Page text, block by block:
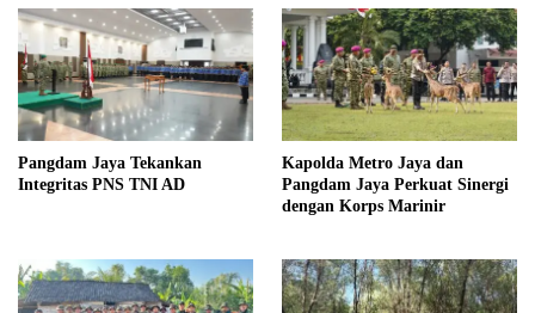
Pangdam Jaya Tekankan
Integritas PNS TNI AD
Kapolda Metro Jaya dan
Pangdam Jaya Perkuat Sinergi
dengan Korps Marinir